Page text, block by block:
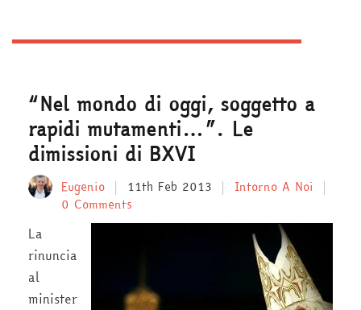
“Nel mondo di oggi, soggetto a
rapidi mutamenti…”. Le
dimissioni di BXVI
Eugenio 11th Feb 2013
Intorno A Noi
0 Comments
La
rinuncia
al
minister